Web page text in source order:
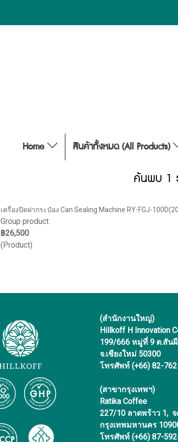
Home สินค้าทั้งหมด (All Products)
ค้นพบ 1
เครื่องปิดฝากระป๋อง Can Sealing Machine RY-FGJ-
Group product
฿26,500
(Product)
(สำนักงานใหญ่)
Hillkoff H Innovation
199/666 หมู่ที่ 9 ต.สันผี
จ.เชียงใหม่ 50300
โทรศัพท์ (+66) 82-
(สาขากรุงเทพฯ)
Ratika Coffee
227/10 ลาดพร้าว 1, จ
กรุงเทพมหานคร
โทรศัพท์ (+66) 87-